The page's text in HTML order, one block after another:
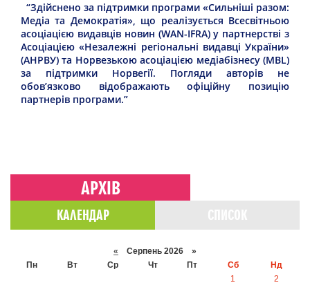
“Здійснено за підтримки програми «Сильніші разом:
Медіа та Демократія», що реалізується Всесвітньою
асоціацією видавців новин (WAN-IFRA) у партнерстві з
Асоціацією «Незалежні регіональні видавці України»
(АНРВУ) та Норвезькою асоціацією медіабізнесу (MBL)
за підтримки Норвегії. Погляди авторів не
обов’язково відображають офіційну позицію
партнерів програми.”
АРХІВ
КАЛЕНДАР
« Серпень 2026 »
Пн
Вт Ср Чт Пт Сб
Нд
1
2